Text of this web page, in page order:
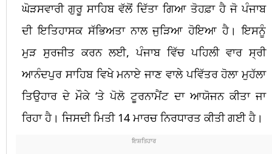
ਘੋੜਸਵਾਰੀ ਗੁਰੂ ਸਾਹਿਬ ਵੱਲੋਂ ਦਿੱਤਾ ਗਿਆ ਤੋਹਫ਼ਾ ਹੈ ਜੋ ਪੰਜਾਬ
ਦੀ ਇਤਿਹਾਸਕ ਸੱਭਿਅਤਾ ਨਾਲ ਜੁੜਿਆ ਹੋਇਆ ਹੈ। ਇਸਨੂੰ
ਮੁੜ ਸੁਰਜੀਤ ਕਰਨ ਲਈ, ਪੰਜਾਬ ਵਿੱਚ ਪਹਿਲੀ ਵਾਰ ਸ੍ਰੀ
ਆਨੰਦਪੁਰ ਸਾਹਿਬ ਵਿਖੇ ਮਨਾਏ ਜਾਣ ਵਾਲੇ ਪਵਿੱਤਰ ਹੋਲਾ ਮੁਹੱਲਾ
ਤਿਉਹਾਰ ਦੇ ਮੌਕੇ ‘ਤੇ ਪੋਲੋ ਟੂਰਨਾਮੈਂਟ ਦਾ ਆਯੋਜਨ ਕੀਤਾ ਜਾ
ਰਿਹਾ ਹੈ। ਜਿਸਦੀ ਮਿਤੀ 14 ਮਾਰਚ ਨਿਰਧਾਰਤ ਕੀਤੀ ਗਈ ਹੈ।